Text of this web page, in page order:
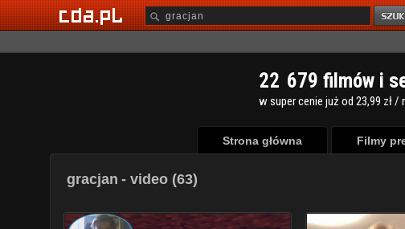
22 679 filmów i
w super cenie już od 23,99 zł /
Strona główna Filmy
gracjan - video (63)